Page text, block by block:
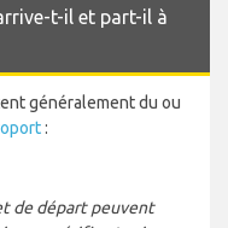
t-il et part-il à
généralement du ou
:
de départ peuvent